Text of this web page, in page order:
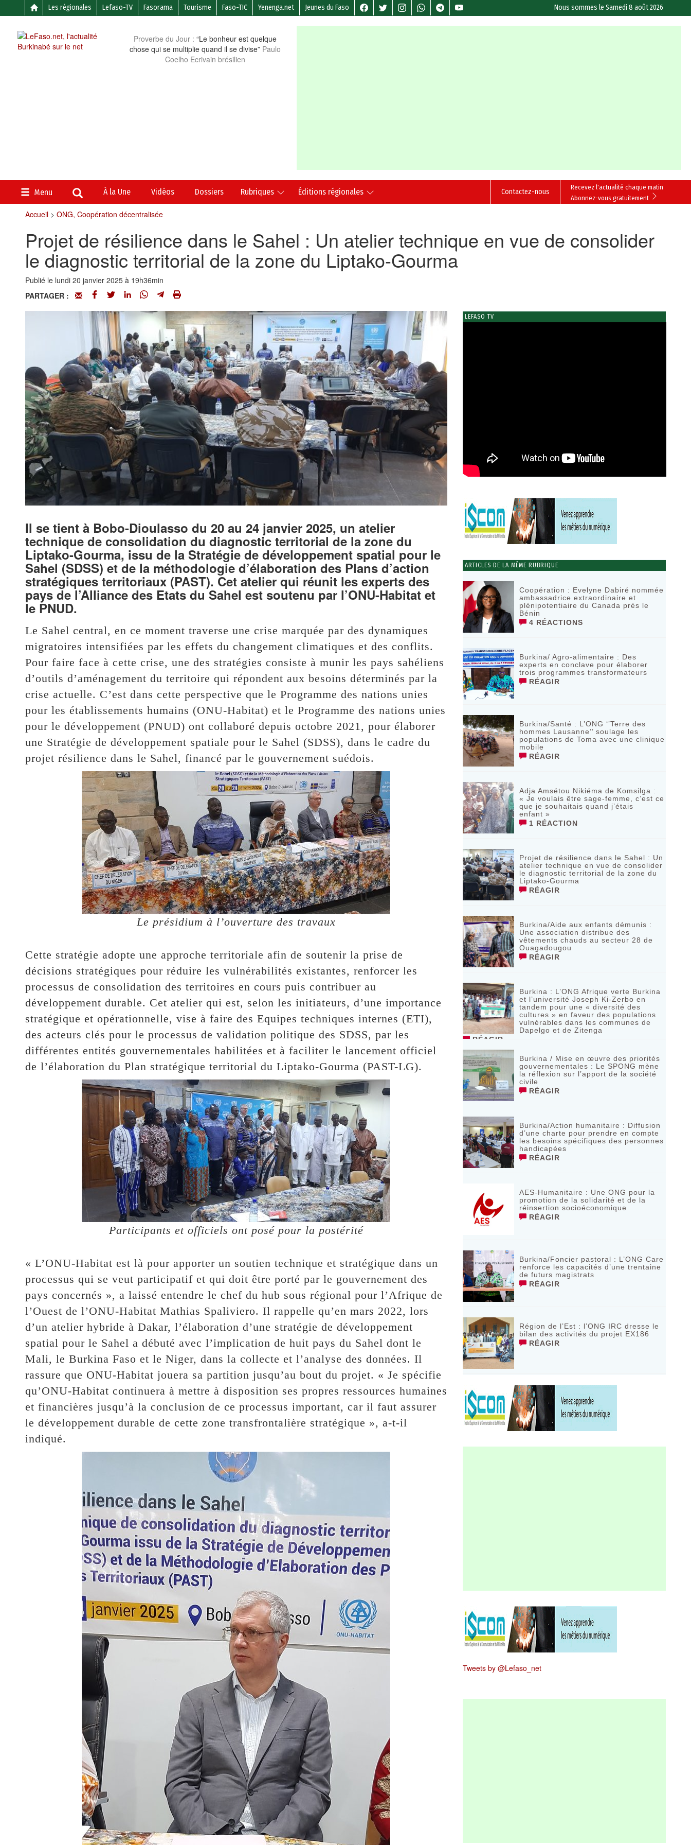
Les régionales Lefaso-TV Fasorama Tourisme Faso-TIC Yenenga.net Jeunes du Faso Nous sommes leSamedi 8 août 2026
Proverbe du Jour : “Le bonheur est quelque
chose qui se multiplie quand il se divise” Paulo
Coelho Ecrivain brésilien
Menu À la Une Vidéos Dossiers Rubriques Éditions régionales
Recevez l'actualité chaque matin
Abonnez-vous gratuitement
Contactez-nous
Accueil> ONG, Coopération décentralisée
Projet de résilience dans le Sahel : Un atelier technique en vue de consolider
le diagnostic territorial de la zone du Liptako-Gourma
Publié le lundi 20 janvier 2025 à 19h36min
PARTAGER :
Il se tient à Bobo-Dioulasso du 20 au 24 janvier 2025, un atelier
technique de consolidation du diagnostic territorial de la zone du
Liptako-Gourma, issu de la Stratégie de développement spatial pour le
Sahel (SDSS) et de la méthodologie d’élaboration des Plans d’action
stratégiques territoriaux (PAST). Cet atelier qui réunit les experts des
pays de l’Alliance des Etats du Sahel est soutenu par l’ONU-Habitat et
le PNUD.
Le Sahel central, en ce moment traverse une crise marquée par des dynamiques
migratoires intensifiées par les effets du changement climatiques et des conflits.
Pour faire face à cette crise, une des stratégies consiste à munir les pays sahéliens
d’outils d’aménagement du territoire qui répondent aux besoins déterminés par la
crise actuelle. C’est dans cette perspective que le Programme des nations unies
pour les établissements humains (ONU-Habitat) et le Programme des nations unies
pour le développement (PNUD) ont collaboré depuis octobre 2021, pour élaborer
une Stratégie de développement spatiale pour le Sahel (SDSS), dans le cadre du
projet résilience dans le Sahel, financé par le gouvernement suédois.
Le présidium à l’ouverture des travaux
Cette stratégie adopte une approche territoriale afin de soutenir la prise de
décisions stratégiques pour réduire les vulnérabilités existantes, renforcer les
processus de consolidation des territoires en cours puis contribuer au
développement durable. Cet atelier qui est, selon les initiateurs, d’une importance
stratégique et opérationnelle, vise à faire des Equipes techniques internes (ETI),
des acteurs clés pour le processus de validation politique des SDSS, par les
différentes entités gouvernementales habilitées et à faciliter le lancement officiel
de l’élaboration du Plan stratégique territorial du Liptako-Gourma (PAST-LG).
Participants et officiels ont posé pour la postérité
« L’ONU-Habitat est là pour apporter un soutien technique et stratégique dans un
processus qui se veut participatif et qui doit être porté par le gouvernement des
pays concernés », a laissé entendre le chef du hub sous régional pour l’Afrique de
l’Ouest de l’ONU-Habitat Mathias Spaliviero. Il rappelle qu’en mars 2022, lors
d’un atelier hybride à Dakar, l’élaboration d’une stratégie de développement
spatial pour le Sahel a débuté avec l’implication de huit pays du Sahel dont le
Mali, le Burkina Faso et le Niger, dans la collecte et l’analyse des données. Il
rassure que ONU-Habitat jouera sa partition jusqu’au bout du projet. « Je spécifie
qu’ONU-Habitat continuera à mettre à disposition ses propres ressources humaines
et financières jusqu’à la conclusion de ce processus important, car il faut assurer
le développement durable de cette zone transfrontalière stratégique », a-t-il
indiqué.
LEFASO TV
ARTICLES DE LA MÊME RUBRIQUE
Coopération : Evelyne Dabiré nommée
ambassadrice extraordinaire et
plénipotentiaire du Canada près le
Bénin
4 RÉACTIONS
Burkina/ Agro-alimentaire : Des
experts en conclave pour élaborer
trois programmes transformateurs
RÉAGIR
Burkina/Santé : L’ONG ‘’Terre des
hommes Lausanne’’ soulage les
populations de Toma avec une clinique
mobile
RÉAGIR
Adja Amsétou Nikiéma de Komsilga :
« Je voulais être sage-femme, c’est ce
que je souhaitais quand j’étais
enfant »
1 RÉACTION
Projet de résilience dans le Sahel : Un
atelier technique en vue de consolider
le diagnostic territorial de la zone du
Liptako-Gourma
RÉAGIR
Burkina/Aide aux enfants démunis :
Une association distribue des
vêtements chauds au secteur 28 de
Ouagadougou
RÉAGIR
Burkina : L’ONG Afrique verte Burkina
et l’université Joseph Ki-Zerbo en
tandem pour une « diversité des
cultures » en faveur des populations
vulnérables dans les communes de
Dapelgo et de Zitenga
RÉAGIR
Burkina / Mise en œuvre des priorités
gouvernementales : Le SPONG mène
la réflexion sur l’apport de la société
civile
RÉAGIR
Burkina/Action humanitaire : Diffusion
d’une charte pour prendre en compte
les besoins spécifiques des personnes
handicapées
RÉAGIR
AES-Humanitaire : Une ONG pour la
promotion de la solidarité et de la
réinsertion socioéconomique
RÉAGIR
Burkina/Foncier pastoral : L’ONG Care
renforce les capacités d’une trentaine
de futurs magistrats
RÉAGIR
Région de l’Est : l’ONG IRC dresse le
bilan des activités du projet EX186
RÉAGIR
Tweets by @Lefaso_net